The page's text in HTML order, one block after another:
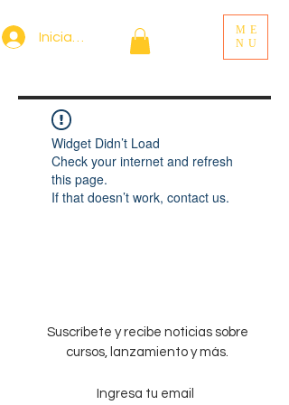
Iniciar sesión
ME
NU
Widget Didn’t Load
Check your internet and refresh
this page.
If that doesn’t work, contact us.
Suscríbete y recibe noticias sobre
cursos, lanzamiento y más.